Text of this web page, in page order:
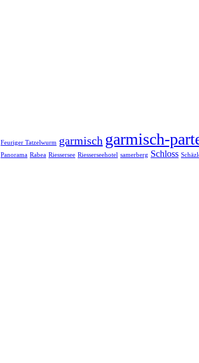
Feuriger Tatzelwurm garmisch garmisch-
Panorama Rabea Riessersee Riesserseehotel samerberg Schloss